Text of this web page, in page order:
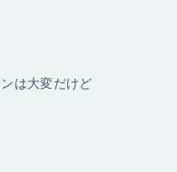
は大変だけど